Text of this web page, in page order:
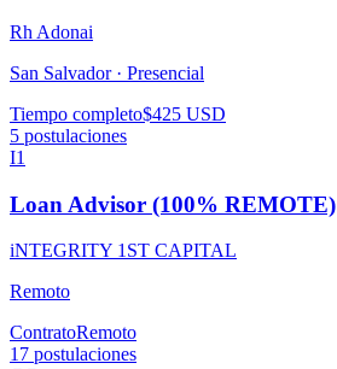
Rh Adonai
San Salvador · Presencial
Tiempo completo$425 USD
5 postulaciones
I1
Loan Advisor (100% REMOTE)
iNTEGRITY 1ST CAPITAL
Remoto
ContratoRemoto
17 postulaciones